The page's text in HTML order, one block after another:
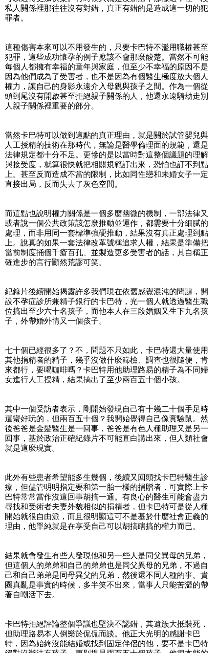
私人關係裡那往往沒有對錯，真正有錯的是造成這一切的犯
罪者。
這種傷害本來可以不用發生的，只要卡巴特不濫用職權甚至
犯罪，這些成功懷孕的例子應該不會那麼酸楚。當然不可能
每個人都擁有幸福的童年與家庭，但至少不幸福的原因不是
因為他們成為了受害者，也不是因為有個醫生極度放大個人
權力，讓自己的身影永遠介入母親與孩子之間。作為一個從
頭到尾沒有開啟甚至拒絕親子關係的人，他還永遠騎劫走別
人親子關係裡重要的部分。
當然卡巴特可以做到這點的真正理由，就是關於試管嬰兒與
人工授精的技術在那時代，無論是醫學倫理面的規範，還是
法律規定都十分不足。更慘的是以當時對這整個議題的理解
與接受度，就算很快就把相關規範訂出來，恐怕也訂不到點
上。甚至反而造成不當的限制，比如同性戀和未婚女子一定
直接出局，反而失去了灰色空間。
而這點也說明權力關係是一個多麼幽微的機制，一部法律又
或者說一個公共政策該怎麼推動並運作，都需要十分細膩的
處理，而非用同一套標準強硬推動，結果沒有真正處理到點
上。說真的如果一套法律改革號稱追求人權，結果是準備把
當前制度捅個千瘡百孔、並製造更多受害者的話，其自稱正
確進步的言行顯然荒謬可笑。
紀錄片後續開始揭露許多我們現在依舊感覺混沌的問題，開
設不孕症診所兼精子銀行的卡巴特，光一個人就透過醫生職
位搞出至少六十名孩子，而他本人在三段婚姻又生下九名孩
子，外帶婚外情又一個孩子。
七十個已經很多了？不，問題不只如此，卡巴特還大量使用
其他捐精者的精子，幾乎沒做什麼篩檢、調查也很隨便，肯
來都行，要喝咖啡嗎？卡巴特用他助理路易的精子為不同婦
女進行人工授精，結果搞出了至少兩百五十個小孩。
其中一個受訪者表示，剛開始發現自己有十幾二十個手足時
還蠻好玩的，但兩百五十個？我開始覺得自己像實驗鼠。然
後爸爸是金髮醫生是一回事，爸爸是有色人種助理又是另一
回事，基於政治正確紀錄片不可能直白講出來，但人類社會
就是這麼現實。
此外有些患者希望能多生幾個，後續又回頭找卡巴特醫生診
療，但儘管明明指定要和第一胎一樣的捐贈者，可實際上卡
巴特常常當作沒這回事胡搞一通。有良心的醫生可能會盡力
尋找和受術者夫妻外貌相似的捐精者，但卡巴特可是從人種
開始就很自由派，而且很明顯這可不是基於什麼社會正義的
理由，他單純就是在享受自己可以胡搞瞎搞的權力而已。
結果就會發生有些人發現他和另一些人是同父異母的兄弟，
但這個人的弟弟和自己的弟弟也是同父異母的兄弟，不過自
己和自己弟弟是同母異父的兄弟，然後還不同人種的事。貴
圈真亂是事實的時候，多半笑不出來，當事人只能苦澀的帶
著自嘲活下去。
卡巴特拒絕評論整個爭議也堅決不認錯，其遺族大抵裝死，
但助理路易本人倒樂於侃侃而談。他正大光明的感謝卡巴
特，因為始終沒能結婚或找到固定伴侶的他，要不是卡巴特